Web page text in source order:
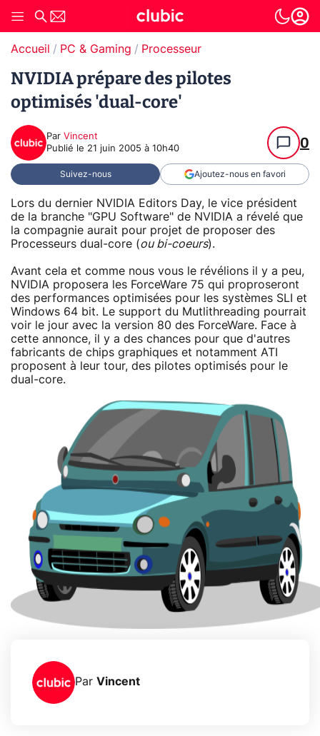
Accueil PC & Gaming Processeur
NVIDIA prépare des pilotes
optimisés 'dual-core'
Par Vincent
Publié le 21 juin 2005 à 10h40 0
Suivez-nous Ajoutez-nous en favori
Lors du dernier NVIDIA Editors Day, le vice président
de la branche "GPU Software" de NVIDIA a révelé que
la compagnie aurait pour projet de proposer des
Processeurs dual-core (ou bi-coeurs).
Avant cela et comme nous vous le révélions il y a peu,
NVIDIA proposera les ForceWare 75 qui proproseront
des performances optimisées pour les systèmes SLI et
Windows 64 bit. Le support du Mutlithreading pourrait
voir le jour avec la version 80 des ForceWare. Face à
cette annonce, il y a des chances pour que d'autres
fabricants de chips graphiques et notamment ATI
proposent à leur tour, des pilotes optimisés pour le
dual-core.
Par Vincent